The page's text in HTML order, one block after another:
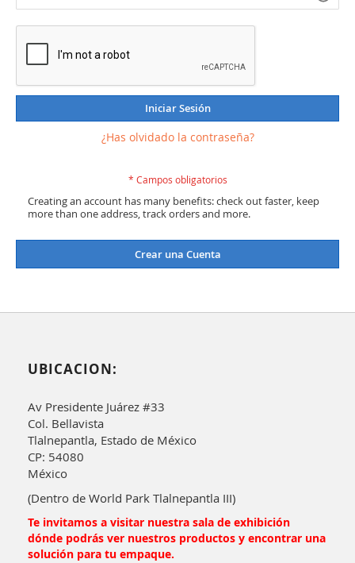
Iniciar Sesión
¿Has olvidado la contraseña?
Creating an account has many benefits: check out faster, keep
more than one address, track orders and more.
Crear una Cuenta
UBICACION:
Av Presidente Juárez #33
Col. Bellavista
Tlalnepantla, Estado de México
CP: 54080
México
(Dentro de World Park Tlalnepantla III)
Te invitamos a visitar nuestra sala de exhibición
dónde podrás ver nuestros productos y encontrar una
solución para tu empaque.